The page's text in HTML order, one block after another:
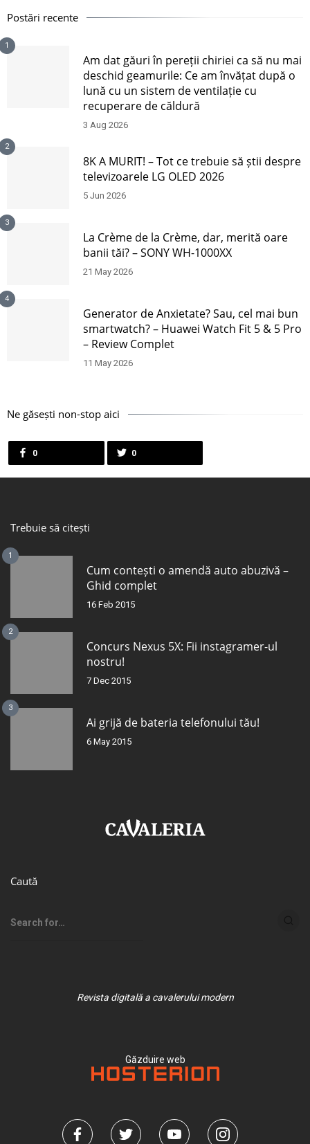
Postări recente
1
Am dat găuri în pereții chiriei ca să nu mai
deschid geamurile: Ce am învățat după o
lună cu un sistem de ventilație cu
recuperare de căldură
3 Aug 2026
2
8K A MURIT! – Tot ce trebuie să știi despre
televizoarele LG OLED 2026
5 Jun 2026
3
La Crème de la Crème, dar, merită oare
banii tăi? – SONY WH-1000XX
21 May 2026
4
Generator de Anxietate? Sau, cel mai bun
smartwatch? – Huawei Watch Fit 5 & 5 Pro
– Review Complet
11 May 2026
Ne găsești non-stop aici
0 0
Trebuie să citești
1
Cum contești o amendă auto abuzivă –
Ghid complet
16 Feb 2015
2
Concurs Nexus 5X: Fii instagramer-ul
nostru!
7 Dec 2015
3
Ai grijă de bateria telefonului tău!
6 May 2015
Caută
Revista digitală a cavalerului modern
Găzduire web